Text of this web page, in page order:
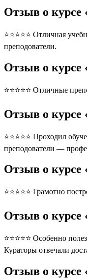
Отзыв о курсе
⭐⭐⭐⭐⭐ Отличная
преподователи.
Отзыв о курсе
⭐⭐⭐⭐⭐ Отличные
Отзыв о курсе
⭐⭐⭐⭐⭐ Проходил
преподователи —
Отзыв о курсе
⭐⭐⭐⭐⭐ Грамотно
Отзыв о курсе
⭐⭐⭐⭐⭐ Особенно
Кураторы отвечали
Отзыв о курсе